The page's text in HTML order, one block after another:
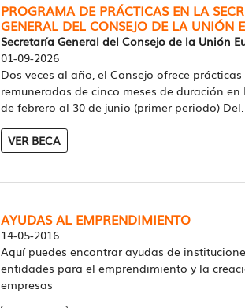
PROGRAMA DE PRÁCTICAS EN LA
GENERAL DEL CONSEJO DE LA UNIÓN
Secretaría General del Consejo de la Unión
01-09-2026
Dos veces al año, el Consejo ofrece prácticas
remuneradas de cinco meses de duración en
de febrero al 30 de junio (primer periodo)
VER BECA
AYUDAS AL EMPRENDIMIENTO
14-05-2016
Aquí puedes encontrar ayudas de
entidades para el emprendimiento y la
empresas